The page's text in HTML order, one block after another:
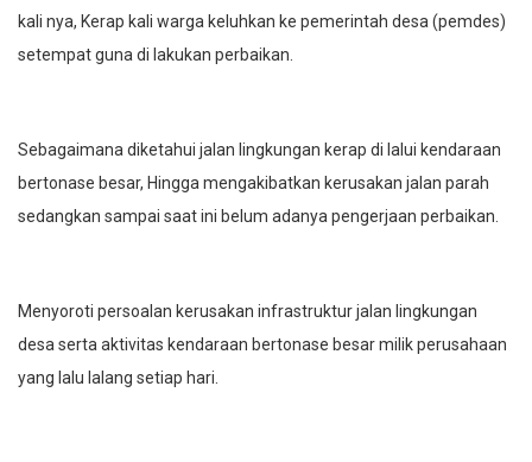
kali nya, Kerap kali warga keluhkan ke pemerintah desa (pemdes)
setempat guna di lakukan perbaikan.
Sebagaimana diketahui jalan lingkungan kerap di lalui kendaraan
bertonase besar, Hingga mengakibatkan kerusakan jalan parah
sedangkan sampai saat ini belum adanya pengerjaan perbaikan.
Menyoroti persoalan kerusakan infrastruktur jalan lingkungan
desa serta aktivitas kendaraan bertonase besar milik perusahaan
yang lalu lalang setiap hari.